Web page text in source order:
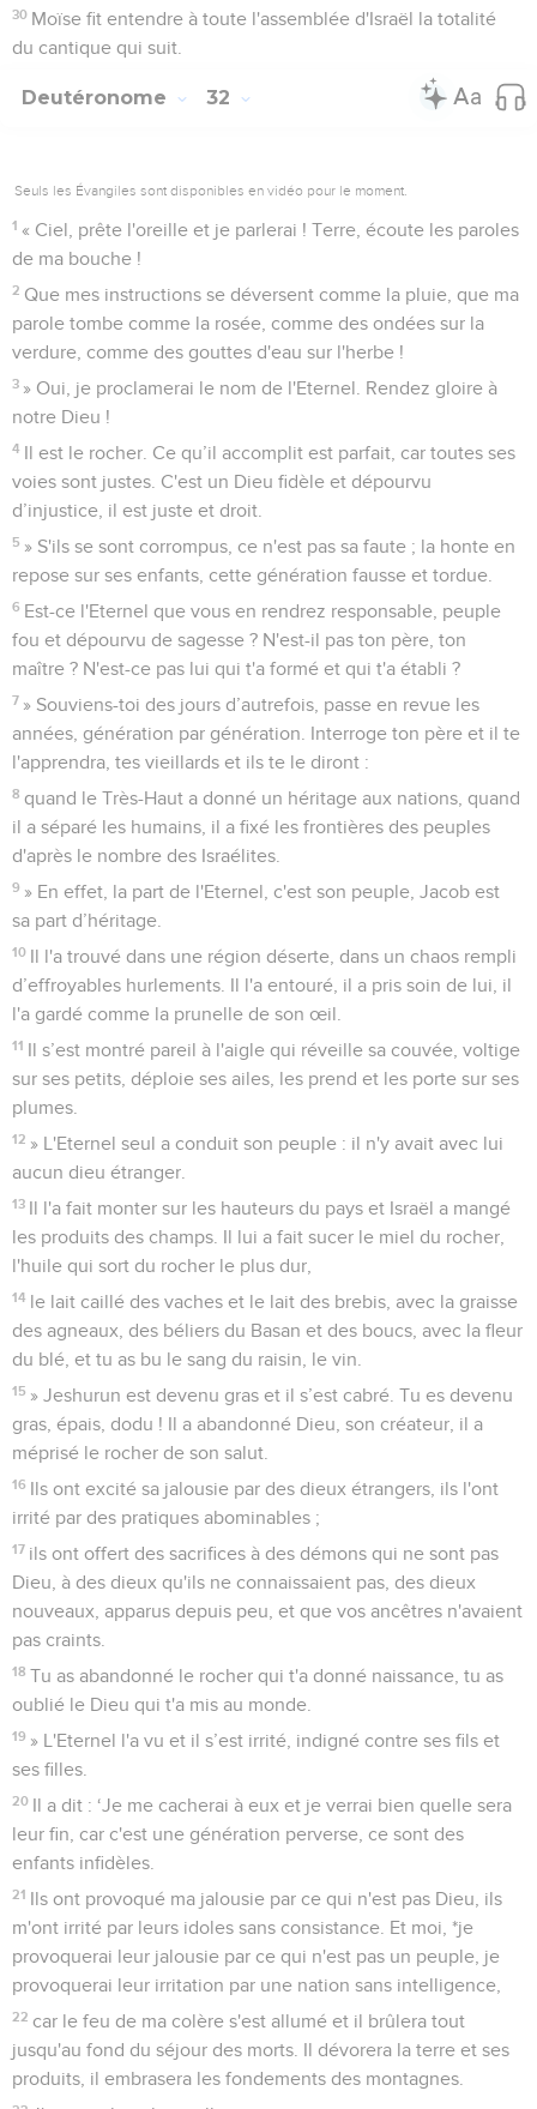
30 Moïse fit entendre à toute l'assemblée d'Israël la totalité
du cantique qui suit.
Deutéronome 32
Seuls les Évangiles sont disponibles en vidéo pour le moment.
1 « Ciel, prête l'oreille et je parlerai ! Terre, écoute les paroles
de ma bouche !
2 Que mes instructions se déversent comme la pluie, que ma
parole tombe comme la rosée, comme des ondées sur la
verdure, comme des gouttes d'eau sur l'herbe !
3 » Oui, je proclamerai le nom de l'Eternel. Rendez gloire à
notre Dieu !
4 Il est le rocher. Ce qu’il accomplit est parfait, car toutes ses
voies sont justes. C'est un Dieu fidèle et dépourvu
d’injustice, il est juste et droit.
5 » S'ils se sont corrompus, ce n'est pas sa faute ; la honte en
repose sur ses enfants, cette génération fausse et tordue.
6 Est-ce l'Eternel que vous en rendrez responsable, peuple
fou et dépourvu de sagesse ? N'est-il pas ton père, ton
maître ? N'est-ce pas lui qui t'a formé et qui t'a établi ?
7 » Souviens-toi des jours d’autrefois, passe en revue les
années, génération par génération. Interroge ton père et il te
l'apprendra, tes vieillards et ils te le diront :
8 quand le Très-Haut a donné un héritage aux nations, quand
il a séparé les humains, il a fixé les frontières des peuples
d'après le nombre des Israélites.
9 » En effet, la part de l'Eternel, c'est son peuple, Jacob est
sa part d’héritage.
10 Il l'a trouvé dans une région déserte, dans un chaos rempli
d’effroyables hurlements. Il l'a entouré, il a pris soin de lui, il
l'a gardé comme la prunelle de son œil.
11 Il s’est montré pareil à l'aigle qui réveille sa couvée, voltige
sur ses petits, déploie ses ailes, les prend et les porte sur ses
plumes.
12 » L'Eternel seul a conduit son peuple : il n'y avait avec lui
aucun dieu étranger.
13 Il l'a fait monter sur les hauteurs du pays et Israël a mangé
les produits des champs. Il lui a fait sucer le miel du rocher,
l'huile qui sort du rocher le plus dur,
14 le lait caillé des vaches et le lait des brebis, avec la graisse
des agneaux, des béliers du Basan et des boucs, avec la fleur
du blé, et tu as bu le sang du raisin, le vin.
15 » Jeshurun est devenu gras et il s’est cabré. Tu es devenu
gras, épais, dodu ! Il a abandonné Dieu, son créateur, il a
méprisé le rocher de son salut.
16 Ils ont excité sa jalousie par des dieux étrangers, ils l'ont
irrité par des pratiques abominables ;
17 ils ont offert des sacrifices à des démons qui ne sont pas
Dieu, à des dieux qu'ils ne connaissaient pas, des dieux
nouveaux, apparus depuis peu, et que vos ancêtres n'avaient
pas craints.
18 Tu as abandonné le rocher qui t'a donné naissance, tu as
oublié le Dieu qui t'a mis au monde.
19 » L'Eternel l'a vu et il s’est irrité, indigné contre ses fils et
ses filles.
20 Il a dit : ‘Je me cacherai à eux et je verrai bien quelle sera
leur fin, car c'est une génération perverse, ce sont des
enfants infidèles.
21 Ils ont provoqué ma jalousie par ce qui n'est pas Dieu, ils
m'ont irrité par leurs idoles sans consistance. Et moi, *je
provoquerai leur jalousie par ce qui n'est pas un peuple, je
provoquerai leur irritation par une nation sans intelligence,
22 car le feu de ma colère s'est allumé et il brûlera tout
jusqu'au fond du séjour des morts. Il dévorera la terre et ses
produits, il embrasera les fondements des montagnes.